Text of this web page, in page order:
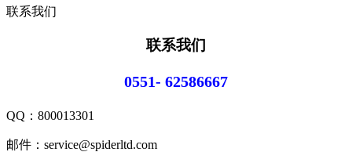
联系我们
联系我们
0551- 62586667
QQ： 800013301
邮件：service@spiderltd.com